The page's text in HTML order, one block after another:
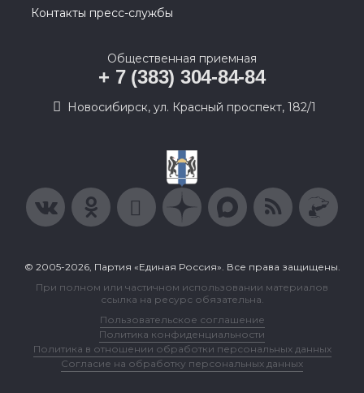
Контакты пресс-службы
Общественная приемная
+ 7 (383) 304-84-84
Новосибирск, ул. Красный проспект, 182/1
© 2005-2026, Партия «Единая Россия». Все права защищены.
При полном или частичном использовании материалов
ссылка на ресурс обязательна.
Пользовательское соглашение
Политика конфиденциальности
Политика в отношении обработки персональных данных
Согласие на обработку персональных данных